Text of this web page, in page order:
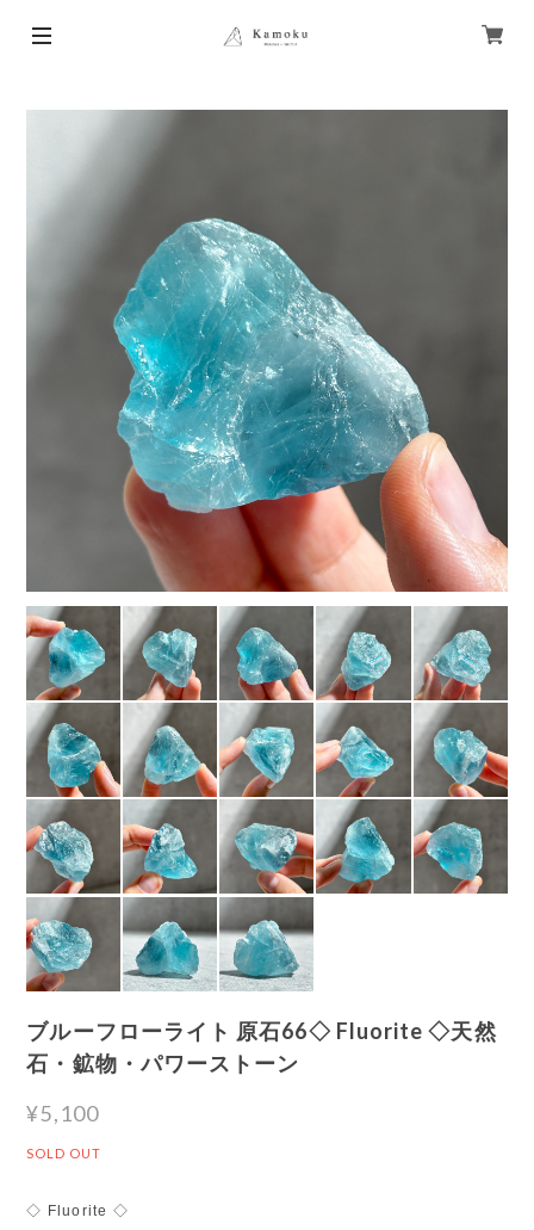
ブルーフローライト 原石66◇ Fluorite ◇天然
石・鉱物・パワーストーン
¥5,100
SOLD OUT
◇ Fluorite ◇